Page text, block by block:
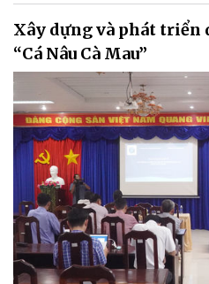
Xây dựng và phát triển
“Cá Nâu Cà Mau”